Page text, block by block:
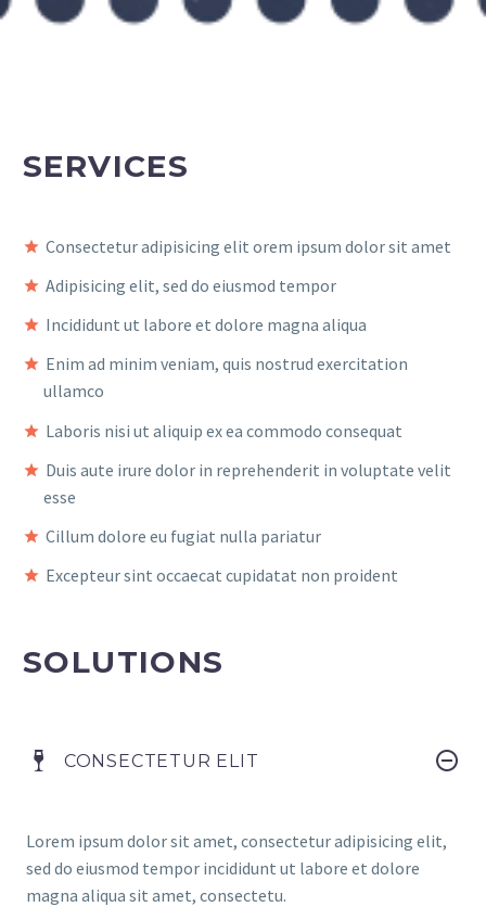
SERVICES
Consectetur adipisicing elit orem ipsum dolor sit amet
Adipisicing elit, sed do eiusmod tempor
Incididunt ut labore et dolore magna aliqua
Enim ad minim veniam, quis nostrud exercitation
ullamco
Laboris nisi ut aliquip ex ea commodo consequat
Duis aute irure dolor in reprehenderit in voluptate velit
esse
Cillum dolore eu fugiat nulla pariatur
Excepteur sint occaecat cupidatat non proident
SOLUTIONS
CONSECTETUR ELIT
Lorem ipsum dolor sit amet, consectetur adipisicing elit,
sed do eiusmod tempor incididunt ut labore et dolore
magna aliqua sit amet, consectetu.